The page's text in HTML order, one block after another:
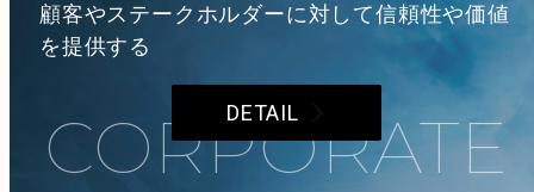
CORPORATE
顧客やステークホルダーに対して信頼性や価値
を提供する
DETAIL